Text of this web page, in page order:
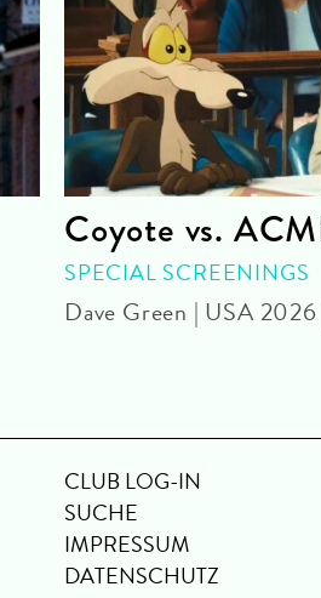
Coyote vs.
SPECIAL SCREENINGS
Dave Green | USA
CLUB LOG-IN
SUCHE
IMPRESSUM
DATENSCHUTZ